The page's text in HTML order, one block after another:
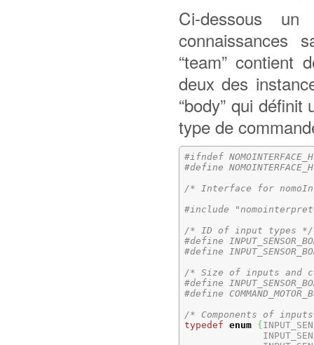
Ci-dessous
connaissances
“team” contient
deux des
“body” qui
type de
#ifndef NOMOINTERFACE_H
#define NOMOINTERFACE_H
/* Interface for
#include
/* ID of input types */
#define
#define
/* Size of inputs and
#define
#define
/* Components of inputs
typedef enum {